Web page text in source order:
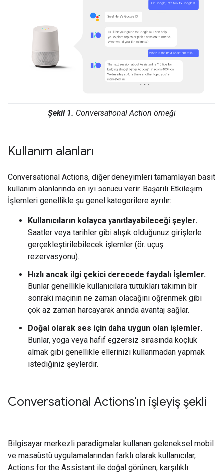
Şekil 1. Conversational Action örneği
Kullanım alanları
Conversational Actions, diğer deneyimleri tamamlayan basit
kullanım alanlarında en iyi sonucu verir. Başarılı Etkileşim
İşlemleri genellikle şu genel kategorilere ayrılır:
Kullanıcıların kolayca yanıtlayabileceği şeyler.
Saatler veya tarihler gibi alışık olduğunuz girişlerle
gerçekleştirilebilecek işlemler (ör. uçuş
rezervasyonu).
Hızlı ancak ilgi çekici derecede faydalı İşlemler.
Bunlar genellikle kullanıcılara tuttukları takımın bir
sonraki maçının ne zaman olacağını öğrenmek gibi
çok az zaman harcayarak anında avantaj sağlar.
Doğal olarak ses için daha uygun olan işlemler.
Bunlar, yoga veya hafif egzersiz sırasında koçluk
almak gibi genellikle ellerinizi kullanmadan yapmak
istediğiniz şeylerdir.
Conversational Actions'ın işleyiş şekli
Bilgisayar merkezli paradigmalar kullanan geleneksel mobil
ve masaüstü uygulamalarından farklı olarak kullanıcılar,
Actions for the Assistant ile doğal görünen, karşılıklı